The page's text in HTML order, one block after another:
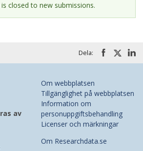
closed to new submissions.
Dela:
av
Om webbplatsen
Tillgänglighet på webbplatsen
Information om
personuppgiftsbehandling
Licenser och märkningar
Om Researchdata.se